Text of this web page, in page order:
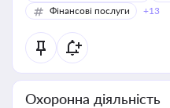
Фінансові послуги
+13
Охоронна діяльність